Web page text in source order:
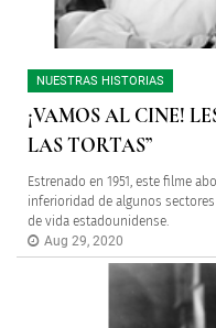
NUESTRAS HISTORIAS
¡VAMOS AL CINE!
LAS TORTAS”
Estrenado en 1951, este filme
inferioridad de algunos
de vida estadounidense.
Aug 29, 2020